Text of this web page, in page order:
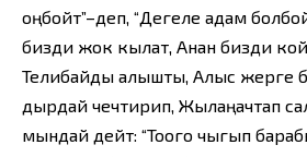
оңбойт”–деп, “Дегеле адам
бизди жок кылат, Анан бизди
Телибайды алышты, Алыс жерге
дырдай чечтирип, Жылаңачтап
мындай дейт: “Тоого чыгып